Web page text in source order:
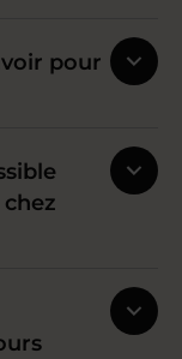
pour